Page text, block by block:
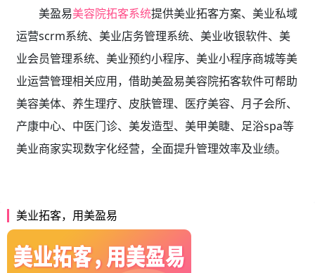
美盈易美容院拓客系统提供美业拓客方案、美业私域
运营scrm系统、 美业店务管理系统、美业收银软件、美
业会员管理系统、美业预约小程序、美业小程序商城等美
业运营管理相关应用，借助美盈易美容院拓客软件可帮助
美容美体、养生理疗、皮肤管理、医疗美容、月子会所、
产康中心、中医门诊、美发造型、美甲美睫、足浴spa等
美业商家实现数字化经营，全面提升管理效率及业绩。
美业拓客，用美盈易